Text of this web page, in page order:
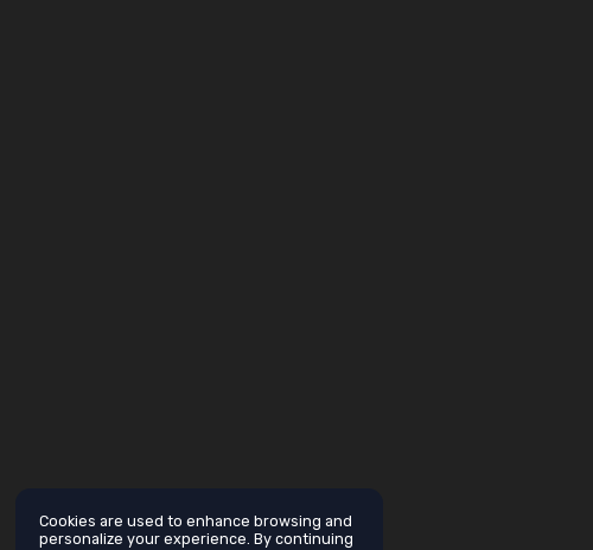
Cookies are used to enhance browsing and
personalize your experience. By continuing